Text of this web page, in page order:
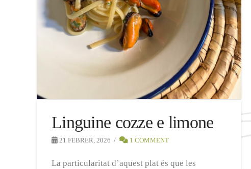
Linguine cozze e limone
21 FEBRER, 2026 1 COMMENT
La particularitat d’aquest plat és que les